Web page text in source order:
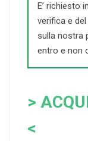
E’ richiesto
verifica e
sulla nostra
entro e non
>
<